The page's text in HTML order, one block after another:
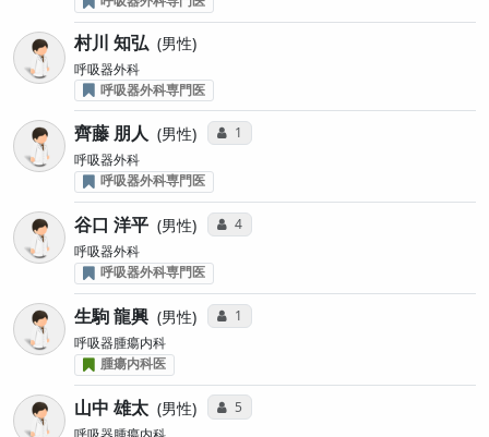
村川 知弘 男性
呼吸器外科
呼吸器外科専門医
齊藤 朋人 男性 コミュニケーション・タイプ投票数
1
呼吸器外科
呼吸器外科専門医
谷口 洋平 男性 コミュニケーション・タイプ投票数
4
呼吸器外科
呼吸器外科専門医
生駒 龍興 男性 コミュニケーション・タイプ投票数
1
呼吸器腫瘍内科
腫瘍内科医
山中 雄太 男性 コミュニケーション・タイプ投票数
5